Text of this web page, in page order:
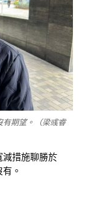
有期望。（梁彧睿
減措施聊勝於
。